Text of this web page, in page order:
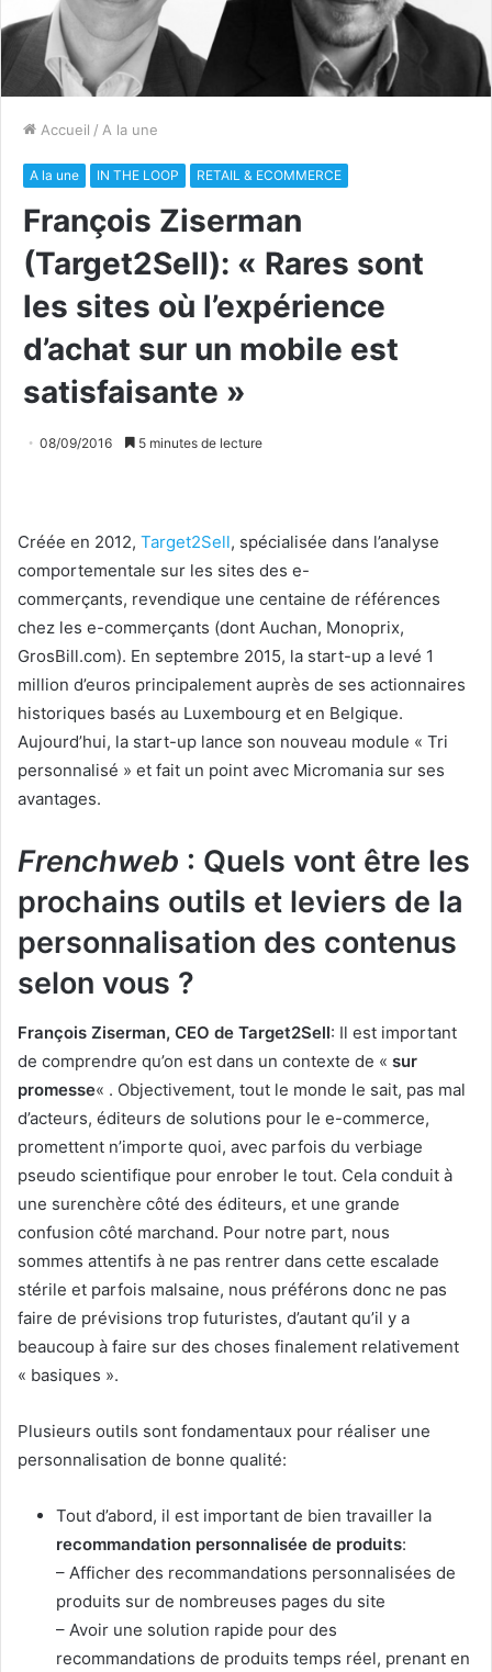
Accueil / A la une
A la une IN THE LOOP RETAIL & ECOMMERCE
François Ziserman
(Target2Sell): « Rares sont
les sites où l’expérience
d’achat sur un mobile est
satisfaisante »
08/09/2016 5 minutes de lecture
Créée en 2012, Target2Sell, spécialisée dans l’analyse
comportementale sur les sites des e-
commerçants, revendique une centaine de références
chez les e-commerçants (dont Auchan, Monoprix,
GrosBill.com). En septembre 2015, la start-up a levé 1
million d’euros principalement auprès de ses actionnaires
historiques basés au Luxembourg et en Belgique.
Aujourd’hui, la start-up lance son nouveau module « Tri
personnalisé » et fait un point avec Micromania sur ses
avantages.
Frenchweb : Quels vont être les
prochains outils et leviers de la
personnalisation des contenus
selon vous ?
François Ziserman, CEO de Target2Sell: Il est important
de comprendre qu’on est dans un contexte de « sur
promesse« . Objectivement, tout le monde le sait, pas mal
d’acteurs, éditeurs de solutions pour le e-commerce,
promettent n’importe quoi, avec parfois du verbiage
pseudo scientifique pour enrober le tout. Cela conduit à
une surenchère côté des éditeurs, et une grande
confusion côté marchand. Pour notre part, nous
sommes attentifs à ne pas rentrer dans cette escalade
stérile et parfois malsaine, nous préférons donc ne pas
faire de prévisions trop futuristes, d’autant qu’il y a
beaucoup à faire sur des choses finalement relativement
« basiques ».
Plusieurs outils sont fondamentaux pour réaliser une
personnalisation de bonne qualité:
Tout d’abord, il est important de bien travailler la
recommandation personnalisée de produits:
– Afficher des recommandations personnalisées de
produits sur de nombreuses pages du site
– Avoir une solution rapide pour des
recommandations de produits temps réel, prenant en